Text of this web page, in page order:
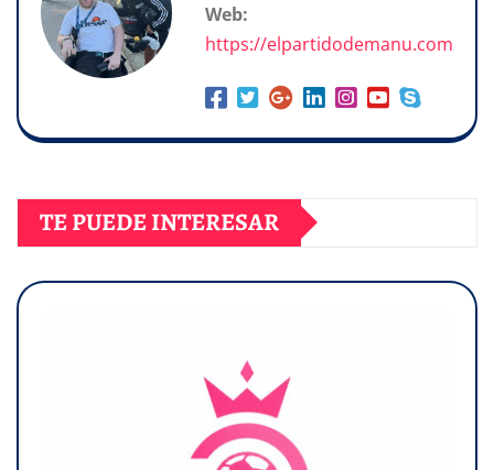
Web:
https://elpartidodemanu.com
TE PUEDE INTERESAR